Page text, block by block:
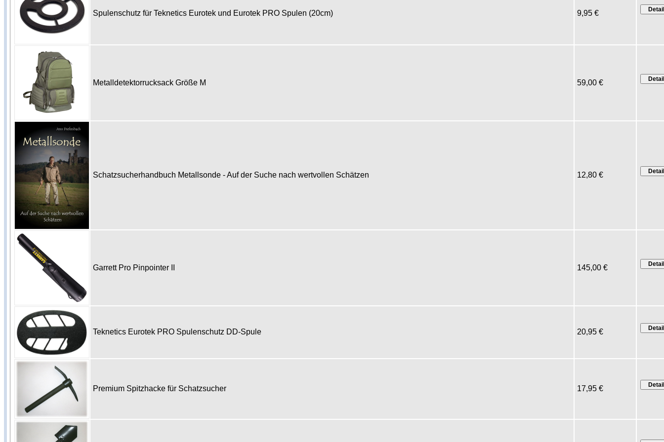
Spulenschutz für Teknetics Eurotek und Eurotek PRO Spulen (20cm) 9,95 €
Metalldetektorrucksack Größe M 59,00 €
Schatzsucherhandbuch Metallsonde - Auf der Suche nach wertvollen Schätzen 12,80 €
Garrett Pro Pinpointer II 145,00 €
Teknetics Eurotek PRO Spulenschutz DD-Spule 20,95 €
Premium Spitzhacke für Schatzsucher 17,95 €